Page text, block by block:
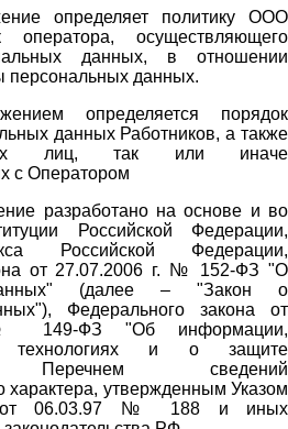
определяет политику ООО
осуществляющего
данных, в отношении
персональных данных.
определяется порядок
данных Работников, а также
лиц, так или иначе
с Оператором
разработано на основе и во
Российской Федерации,
Российской Федерации,
от 27.07.2006 г. № 152-ФЗ "О
(далее – "Закон о
Федерального закона от
149-ФЗ "Об информации,
технологиях и о защите
Перечнем сведений
характера, утвержденным Указом
от 06.03.97 № 188 и иных